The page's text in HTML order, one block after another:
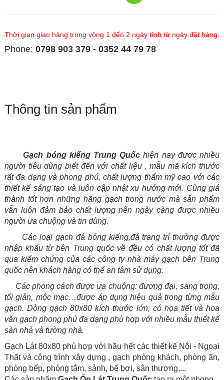
Thời gian giao hàng trong vòng 1 đến 2 ngày tính từ ngày đặt hàng.
Phone: 0798 903 379 - 0352 44 79 78
Thông tin sản phẩm
Gạch bóng kiếng Trung Quốc hiện nay đươc nhiều
người tiêu dùng biết đến với chất liệu , mẫu mã kích thước
rất đa dạng và phong phú, chất lượng thẩm mỹ cao với các
thiết kế sáng tạo và luôn cập nhật xu hướng mới. Cùng giá
thành tốt hơn những hãng gạch trong nước mà sản phẩm
vẫn luôn đảm bảo chất lượng nên ngày càng được nhiều
người ưa chuộng và tin dùng.
Các loại gạch đá bóng kiếng,đá trang trí thường được
nhập khẩu từ bên Trung quốc về đều có chất lượng tốt đã
qua kiểm chứng của các công ty nhà máy gạch bên Trung
quốc nên khách hàng có thể an tâm sử dụng.
Các phong cách được ưa chuộng: đương đại, sang trọng,
tối giản, mộc mạc…được áp dụng hiệu quả trong từng mẫu
gạch. Dòng gạch 80x80 kích thước lớn, có họa tiết và hoa
văn gạch phong phú đa dạng phù hợp với nhiều mẫu thiết kế
sàn nhà và tường nhà.
Gạch Lát 80x80 phù hợp với hầu hết các thiết kế Nội - Ngoại
Thất và công trình xây dựng , gạch phòng khách, phòng ăn,
phòng bếp, phòng tắm, sảnh, bể bơi, sân thượng,...